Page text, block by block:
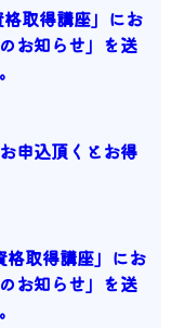
取得講座」にお
お知らせ」を送
申込頂くとお得
格取得講座」にお
お知らせ」を送